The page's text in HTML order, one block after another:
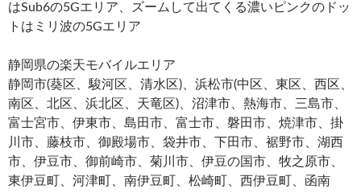
はSub6の5Gエリア、ズームして出てくる濃いピンクのドッ
トはミリ波の5Gエリア
静岡県の楽天モバイルエリア
静岡市(葵区、駿河区、清水区)、浜松市(中区、東区、西区、
南区、北区、浜北区、天竜区)、沼津市、熱海市、三島市、
富士宮市、伊東市、島田市、富士市、磐田市、焼津市、掛
川市、藤枝市、御殿場市、袋井市、下田市、裾野市、湖西
市、伊豆市、御前崎市、菊川市、伊豆の国市、牧之原市、
東伊豆町、河津町、南伊豆町、松崎町、西伊豆町、函南